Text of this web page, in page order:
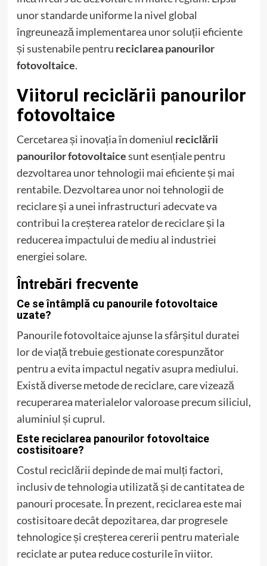
unor standarde uniforme la nivel global
îngreunează implementarea unor soluții eficiente
și sustenabile pentru reciclarea panourilor
fotovoltaice.
Viitorul reciclării panourilor
fotovoltaice
Cercetarea și inovația în domeniul reciclării
panourilor fotovoltaicesunt esențiale pentru
dezvoltarea unor tehnologii mai eficiente și mai
rentabile. Dezvoltarea unor noi tehnologii de
reciclare și a unei infrastructuri adecvate va
contribui la creșterea ratelor de reciclare și la
reducerea impactului de mediu al industriei
energiei solare.
Întrebări frecvente
Ce se întâmplă cu panourile fotovoltaice
uzate?
Panourile fotovoltaice ajunse la sfârșitul duratei
lor de viață trebuie gestionate corespunzător
pentru a evita impactul negativ asupra mediului.
Există diverse metode de reciclare, care vizează
recuperarea materialelor valoroase precum siliciul,
aluminiul și cuprul.
Este reciclarea panourilor fotovoltaice
costisitoare?
Costul reciclării depinde de mai mulți factori,
inclusiv de tehnologia utilizată și de cantitatea de
panouri procesate. În prezent, reciclarea este mai
costisitoare decât depozitarea, dar progresele
tehnologice și creșterea cererii pentru materiale
reciclate ar putea reduce costurile în viitor.